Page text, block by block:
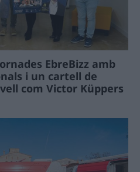
EbreBizz amb
i un cartell de
com Victor Küppers